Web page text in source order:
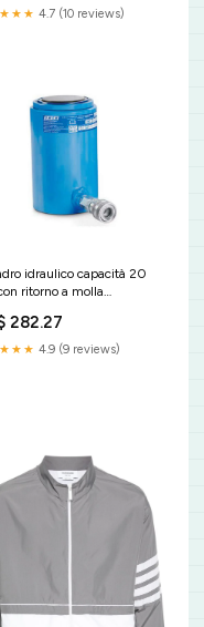
4.7 (10 reviews)
idraulico capacità 20
ritorno a molla
di-giraviti-a-
intercambiabili
282.27
4.9 (9 reviews)